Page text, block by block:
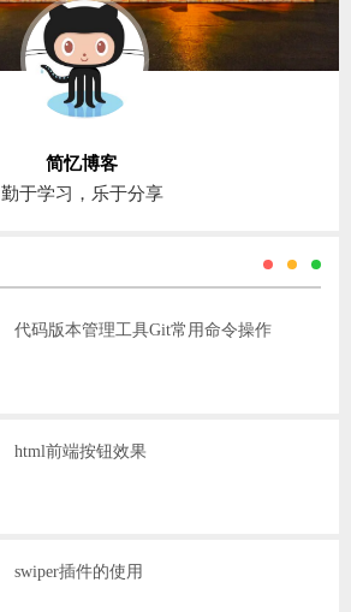
简忆博客
勤于学习，乐于分享
代码版本管理工具Git常用命令操作
html前端按钮效果
swiper插件的使用